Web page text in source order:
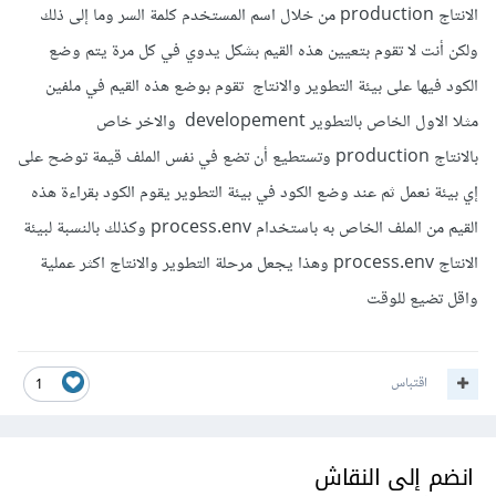
الانتاج production من خلال اسم المستخدم كلمة السر وما إلى ذلك
ولكن أنت لا تقوم بتعيين هذه القيم بشكل يدوي في كل مرة يتم وضع
الكود فيها على بيئة التطوير والانتاج تقوم بوضع هذه القيم في ملفين
مثلا الاول الخاص بالتطوير developement والاخر خاص
بالانتاج production وتستطيع أن تضع في نفس الملف قيمة توضح على
إي بيئة نعمل ثم عند وضع الكود في بيئة التطوير يقوم الكود بقراءة هذه
القيم من الملف الخاص به باستخدام process.env وكذلك بالنسبة لبيئة
الانتاج process.env وهذا يجعل مرحلة التطوير والانتاج اكثر عملية
واقل تضيع للوقت
1 اقتباس
انضم إلى النقاش